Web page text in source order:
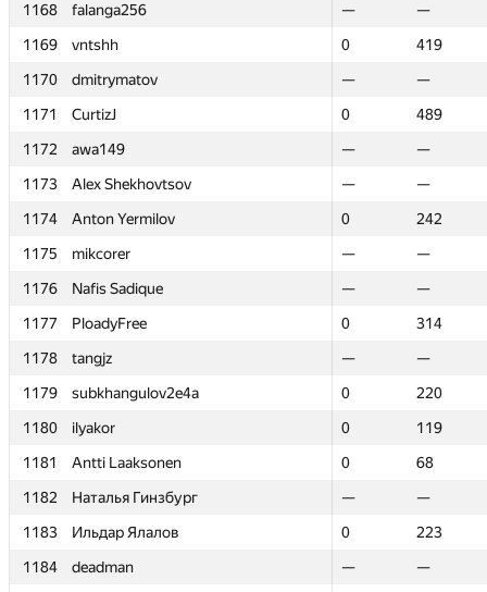
1168
falanga256 —
—
1169
vntshh 0
419
1170
dmitrymatov —
—
1171
CurtizJ 0
489
1172
awa149 —
—
1173
Alex Shekhovtsov —
—
1174
Anton Yermilov 0
242
1175
mikcorer —
—
1176
Nafis Sadique —
—
1177
PloadyFree 0
314
1178
tangjz —
—
1179
subkhangulov2e4a 0
220
1180
ilyakor 0
119
1181
Antti Laaksonen 0
68
1182
Наталья Гинзбург —
—
1183
Ильдар Ялалов 0
223
1184
deadman —
—
1168
falanga256 —
—
1169
vntshh 0
419
1170
dmitrymatov —
—
1171
CurtizJ 0
489
1172
awa149 —
—
1173
Alex Shekhovtsov —
—
1174
Anton Yermilov 0
242
1175
mikcorer —
—
1176
Nafis Sadique —
—
1177
PloadyFree 0
314
1178
tangjz —
—
1179
subkhangulov2e4a 0
220
1180
ilyakor 0
119
1181
Antti Laaksonen 0
68
1182
Наталья Гинзбург —
—
1183
Ильдар Ялалов 0
223
1184
deadman —
—